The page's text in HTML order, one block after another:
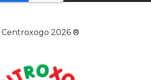
Centroxogo 2026 ®